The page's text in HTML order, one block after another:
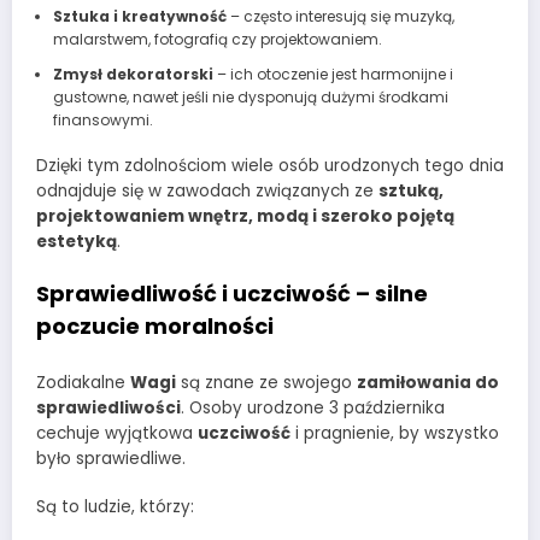
Sztuka i kreatywność– często interesują się muzyką,
malarstwem, fotografią czy projektowaniem.
Zmysł dekoratorski – ich otoczenie jest harmonijne i
gustowne, nawet jeśli nie dysponują dużymi środkami
finansowymi.
Dzięki tym zdolnościom wiele osób urodzonych tego dnia
odnajduje się w zawodach związanych ze sztuką,
projektowaniem wnętrz, modą i szeroko pojętą
estetyką.
Sprawiedliwość i uczciwość – silne
poczucie moralności
Zodiakalne Wagi są znane ze swojego zamiłowania do
sprawiedliwości. Osoby urodzone 3 października
cechuje wyjątkowa uczciwość i pragnienie, by wszystko
było sprawiedliwe.
Są to ludzie, którzy: